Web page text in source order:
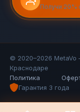
Получи 20%
© 2020–2026
Краснодаре
Политика
Гарантия 3 года